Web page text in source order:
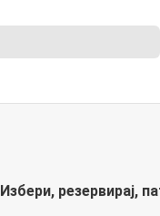
Избери, резервирај,